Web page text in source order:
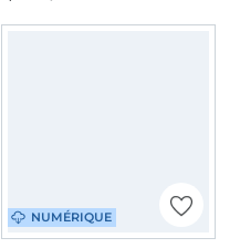
NUMÉRIQUE